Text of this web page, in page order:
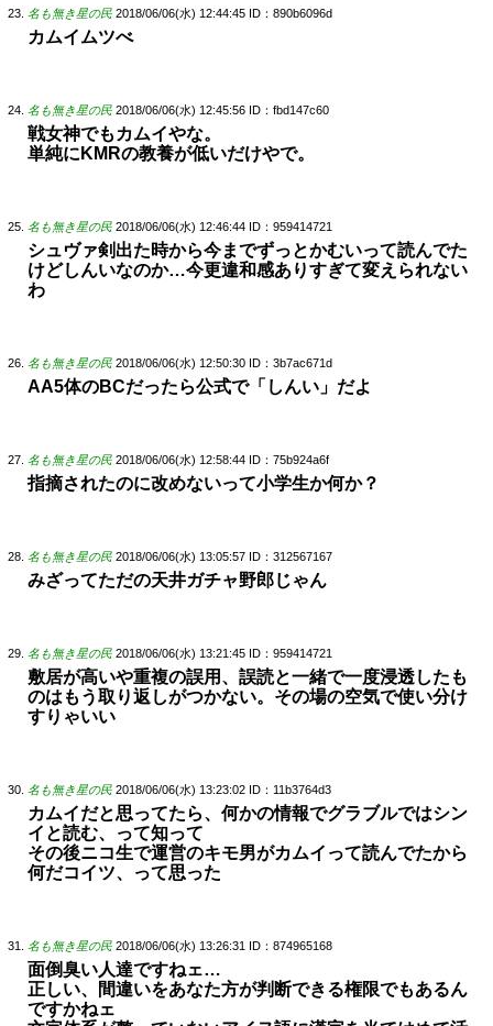
名も無き星の民 2018/06/06(水) 12:44:45 ID：890b6096d
カムイムツべ
名も無き星の民 2018/06/06(水) 12:45:56 ID：fbd147c60
戦女神でもカムイやな。
単純にKMRの教養が低いだけやで。
名も無き星の民 2018/06/06(水) 12:46:44 ID：959414721
シュヴァ剣出た時から今までずっとかむいって読んでた
けどしんいなのか…今更違和感ありすぎて変えられない
わ
名も無き星の民 2018/06/06(水) 12:50:30 ID：3b7ac671d
AA5体のBCだったら公式で「しんい」だよ
名も無き星の民 2018/06/06(水) 12:58:44 ID：75b924a6f
指摘されたのに改めないって小学生か何か？
名も無き星の民 2018/06/06(水) 13:05:57 ID：312567167
みざってただの天井ガチャ野郎じゃん
名も無き星の民 2018/06/06(水) 13:21:45 ID：959414721
敷居が高いや重複の誤用、誤読と一緒で一度浸透したも
のはもう取り返しがつかない。その場の空気で使い分け
すりゃいい
名も無き星の民 2018/06/06(水) 13:23:02 ID：11b3764d3
カムイだと思ってたら、何かの情報でグラブルではシン
イと読む、って知って
その後ニコ生で運営のキモ男がカムイって読んでたから
何だコイツ、って思った
名も無き星の民 2018/06/06(水) 13:26:31 ID：874965168
面倒臭い人達ですねェ…
正しい、間違いをあなた方が判断できる権限でもあるん
ですかねェ